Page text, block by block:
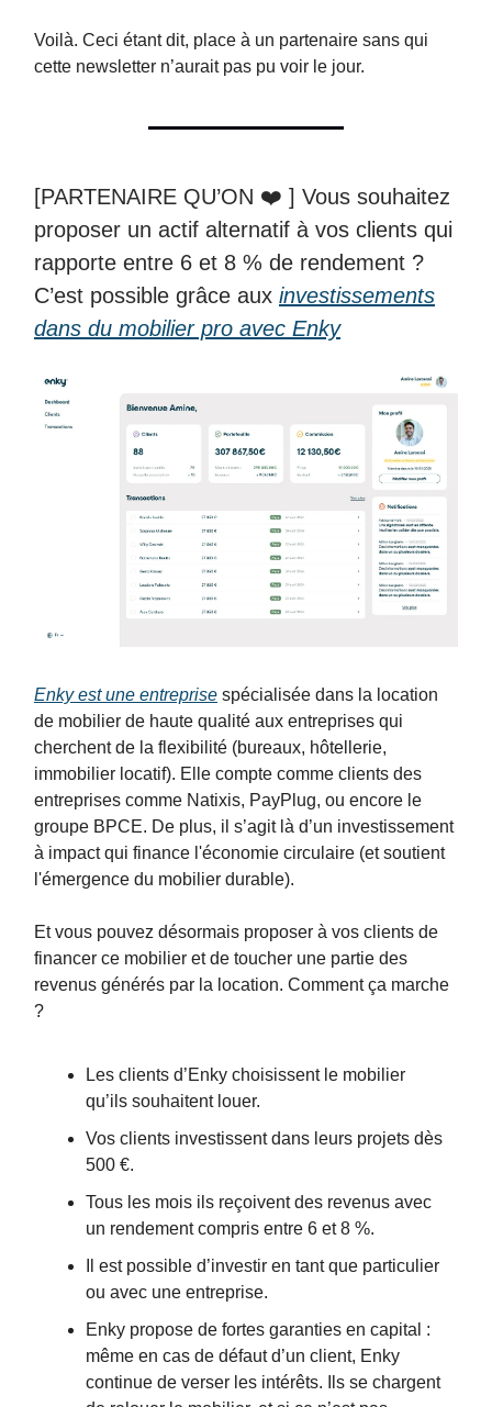
Voilà. Ceci étant dit, place à un partenaire sans qui
cette newsletter n’aurait pas pu voir le jour.
[PARTENAIRE QU’ON ❤️ ] Vous souhaitez
proposer un actif alternatif à vos clients qui
rapporte entre 6 et 8 % de rendement ?
C’est possible grâce aux investissements
dans du mobilier pro avec Enky
Enky est une entreprise spécialisée dans la location
de mobilier de haute qualité aux entreprises qui
cherchent de la flexibilité (bureaux, hôtellerie,
immobilier locatif). Elle compte comme clients des
entreprises comme Natixis, PayPlug, ou encore le
groupe BPCE. De plus, il s’agit là d’un investissement
à impact qui finance l'économie circulaire (et soutient
l'émergence du mobilier durable).
Et vous pouvez désormais proposer à vos clients de
financer ce mobilier et de toucher une partie des
revenus générés par la location. Comment ça marche
?
Les clients d’Enky choisissent le mobilier
qu’ils souhaitent louer.
Vos clients investissent dans leurs projets dès
500 €.
Tous les mois ils reçoivent des revenus avec
un rendement compris entre 6 et 8 %.
Il est possible d’investir en tant que particulier
ou avec une entreprise.
Enky propose de fortes garanties en capital :
même en cas de défaut d’un client, Enky
continue de verser les intérêts. Ils se chargent